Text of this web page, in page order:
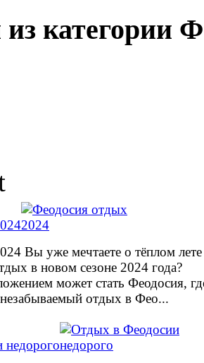
категории
Вы уже мечтаете о тёплом
в новом сезоне 2024 года?
может стать Феодосия,
отдых в Фео...